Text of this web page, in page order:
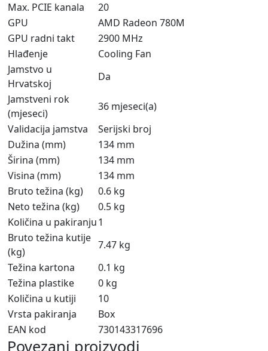
Max. PCIE kanala
20
GPU
AMD Radeon 780M
GPU radni takt
2900 MHz
Hlađenje
Cooling Fan
Jamstvo u
Hrvatskoj
Da
Jamstveni rok
(mjeseci)
36 mjeseci(a)
Validacija jamstva
Serijski broj
Dužina (mm)
134 mm
Širina (mm)
134 mm
Visina (mm)
134 mm
Bruto težina (kg)
0.6 kg
Neto težina (kg)
0.5 kg
Količina u pakiranju1
Bruto težina kutije
(kg)
7.47 kg
Težina kartona
0.1 kg
Težina plastike
0 kg
Količina u kutiji
10
Vrsta pakiranja
Box
EAN kod
730143317696
Povezani proizvodi